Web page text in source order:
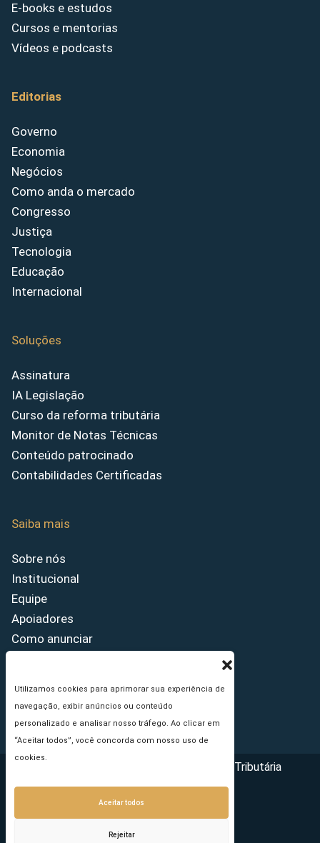
Utilizamos cookies para aprimorar sua experiência de
navegação, exibir anúncios ou conteúdo
personalizado e analisar nosso tráfego. Ao clicar em
“Aceitar todos”, você concorda com nosso uso de
cookies.
Aceitar todos
Rejeitar
E-books e estudos
Cursos e mentorias
Vídeos e podcasts
Editorias
Governo
Economia
Negócios
Como anda o mercado
Congresso
Justiça
Tecnologia
Educação
Internacional
Soluções
Assinatura
IA Legislação
Curso da reforma tributária
Monitor de Notas Técnicas
Conteúdo patrocinado
Contabilidades Certificadas
Saiba mais
Sobre nós
Institucional
Equipe
Apoiadores
Como anunciar
Princípios Editoriais
Copyright © 2026 - Portal da Reforma Tributária